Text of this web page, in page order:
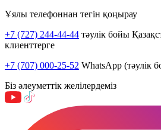
Ұялы телефоннан тегін қоңырау
+7 (727) 244-44-44 тәулік бойы
клиенттерге
+7 (707) 000-25-52 WhatsApp (тәулік
Біз әлеуметтік желілердеміз